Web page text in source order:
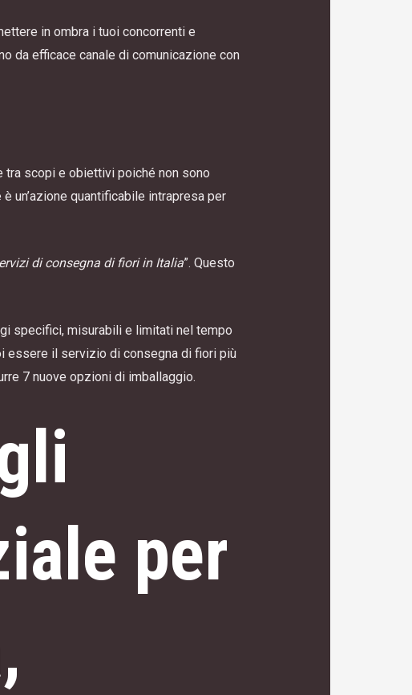
in ombra i tuoi concorrenti e
da efficace canale di comunicazione con
tra scopi e obiettivi poiché non sono
un’azione quantificabile intrapresa per
di consegna di fiori in Italia”. Questo
specifici, misurabili e limitati nel tempo
essere il servizio di consegna di fiori più
7 nuove opzioni di imballaggio.
per